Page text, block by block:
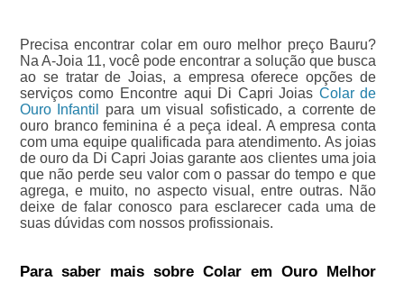
Precisa encontrar colar em ouro melhor preço Bauru?
Na A-Joia 11, você pode encontrar a solução que busca
ao se tratar de Joias, a empresa oferece opções de
serviços como Encontre aqui Di Capri Joias Colar de
Ouro Infantil
para um visual sofisticado, a corrente de
ouro branco feminina é a peça ideal. A empresa conta
com uma equipe qualificada para atendimento. As joias
de ouro da Di Capri Joias garante aos clientes uma joia
que não perde seu valor com o passar do tempo e que
agrega, e muito, no aspecto visual, entre outras. Não
deixe de falar conosco para esclarecer cada uma de
suas dúvidas com nossos profissionais.
Para saber mais sobre Colar em Ouro Melhor